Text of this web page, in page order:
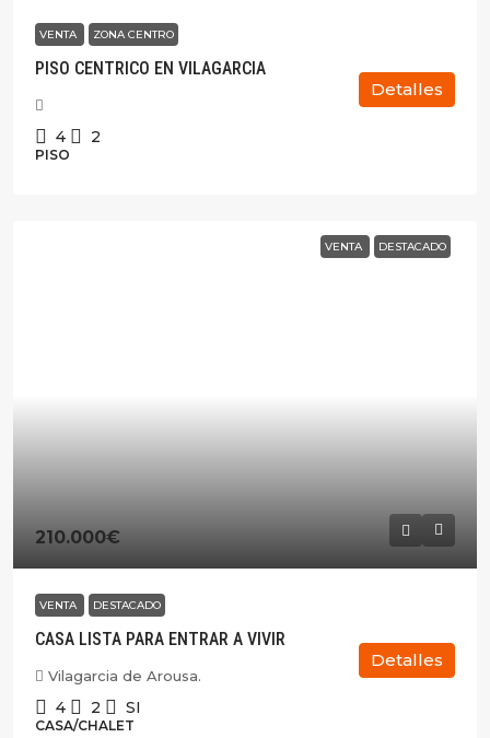
VENTA ZONA CENTRO
PISO CENTRICO EN VILAGARCIA
4 2
PISO
Detalles
VENTA DESTACADO
210.000€
VENTA DESTACADO
CASA LISTA PARA ENTRAR A VIVIR
Vilagarcia de Arousa.
4 2 SI
CASA/CHALET
Detalles